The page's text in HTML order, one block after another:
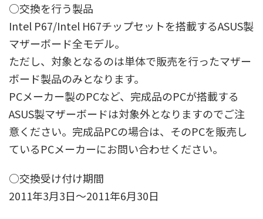
○交換を行う製品
Intel P67/Intel H67チップセットを搭載するASUS製
マザーボード全モデル。
ただし、対象となるのは単体で販売を行ったマザー
ボード製品のみとなります。
PCメーカー製のPCなど、完成品のPCが搭載する
ASUS製マザーボードは対象外となりますのでご注
意ください。完成品PCの場合は、そのPCを販売し
ているPCメーカーにお問い合わせください。
○交換受け付け期間
2011年3月3日～2011年6月30日